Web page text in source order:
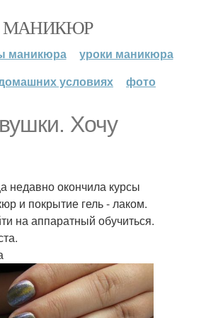
МАНИКЮР
маникюра
уроки маникюра
условиях
фото
Хочу
недавно окончила курсы
и покрытие гель - лаком.
на аппаратный обучиться.